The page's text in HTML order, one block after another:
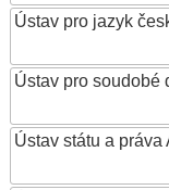
Ústav pro jazyk
Ústav pro soudobé
Ústav státu a práva